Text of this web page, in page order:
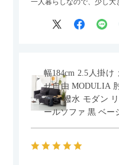
一人暮らしなので、少し大
幅184cm 2.5人掛
せ自由 MODULIA
付き 撥水 モダン
ールソファ 黒 ベー